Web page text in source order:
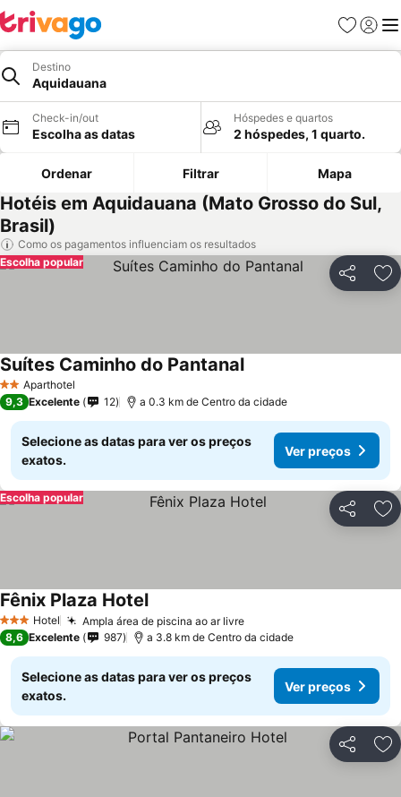
Favoritos
Iniciar
Destino
Aquidauana
Check-in/out
Escolha as datas
Hóspedes e quartos
2 hóspedes, 1 quarto.
Ordenar Filtrar Mapa
Hotéis em Aquidauana (Mato Grosso do Sul,
Brasil)
Como os pagamentos influenciam os resultados
Partilhar
Escolha popular
2 EstrelasAparthotel
Suítes Caminho do Pantanal
9,3 Excelente 12 a 0.3 km de Centro da cidade
Selecione as datas para ver os preços
exatos.
Ver preços
Partilhar
Escolha popular
3 EstrelasHotel Ampla área de piscina ao ar livre
Fênix Plaza Hotel
8,6 Excelente 987 a 3.8 km de Centro da cidade
Selecione as datas para ver os preços
exatos.
Ver preços
Partilhar